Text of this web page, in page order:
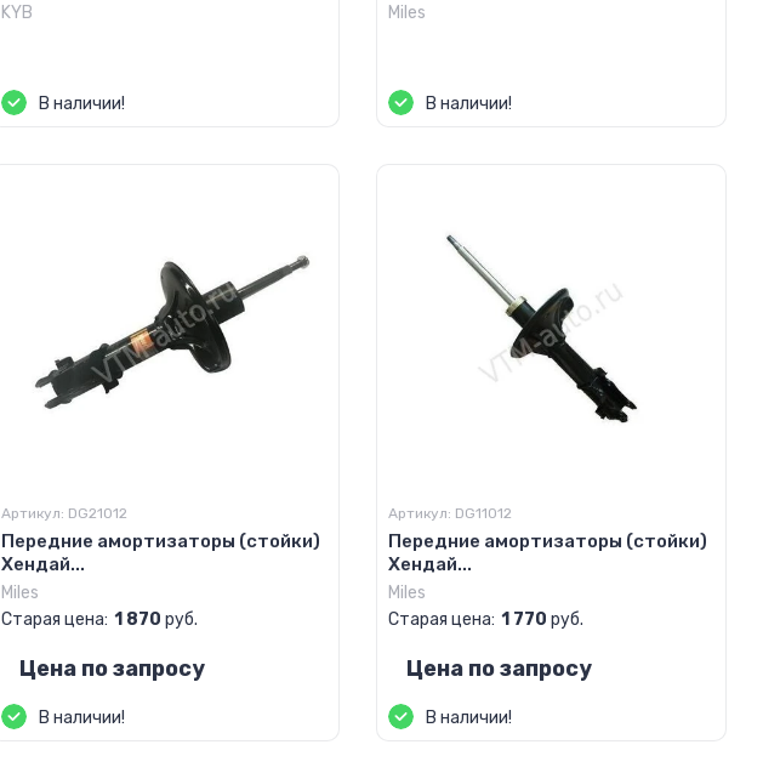
KYB
В наличии!
Miles
В наличии!
Артикул: DG21012
Передние амортизаторы (стойки)
Хендай...
Miles
Старая цена: 1 870 руб.
Цена по запросу
В наличии!
Артикул: DG11012
Передние амортизаторы (стойки)
Хендай...
Miles
Старая цена: 1 770 руб.
Цена по запросу
В наличии!